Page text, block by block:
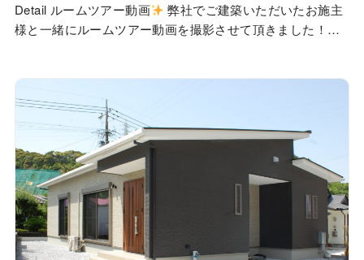
Detail ルームツアー動画
弊社でご建築いただいたお施主
様と一緒にルームツアー動画を撮影させて頂きました！こ
たちが建築しました Staff